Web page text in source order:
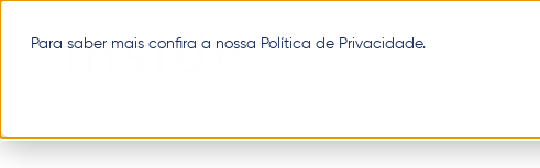
Para saber mais confira a nossa Política de Privacidade.
para